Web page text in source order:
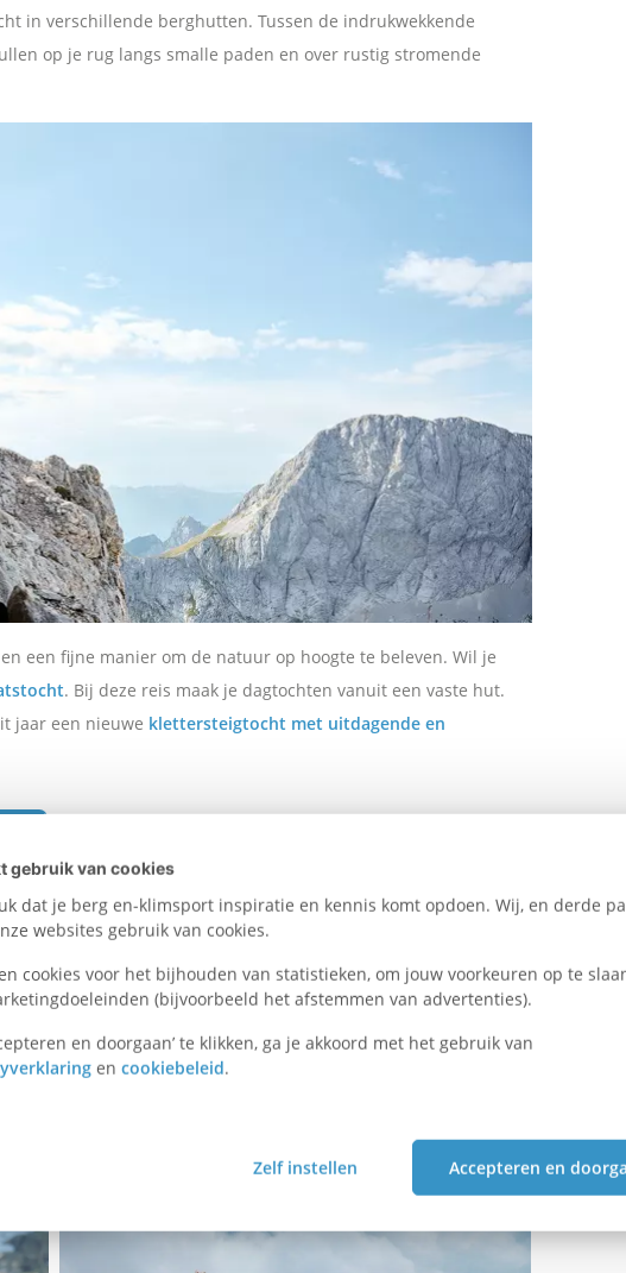
gebruik van cookies
dat je berg en-klimsport inspiratie en kennis komt opdoen. Wij, en derde
websites gebruik van cookies.
cookies voor het bijhouden van statistieken, om jouw voorkeuren op te
(bijvoorbeeld het afstemmen van advertenties).
en doorgaan’ te klikken, ga je akkoord met het gebruik van
en cookiebeleid.
Zelf instellen Accepteren en
in verschillende berghutten. Tussen de indrukwekkende
op je rug langs smalle paden en over rustig stromende
een fijne manier om de natuur op hoogte te beleven. Wil je
. Bij deze reis maak je dagtochten vanuit een vaste hut.
jaar een nieuwe klettersteigtocht met uitdagende en
je alpien terrein gaan verkennen. Onder begeleiding van
je ijzige gletsjers, diepe spleten, hoge sneeuwranden en steile
In de avond kom je aan bij een berghut of bivak en